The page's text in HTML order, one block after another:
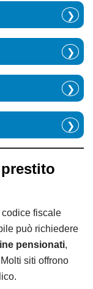
❯
❯
❯
❯
codice fiscale
può richiedere
pensionati,
siti offrono